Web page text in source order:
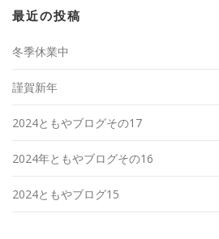
最近の投稿
冬季休業中
謹賀新年
2024ともやブログその17
2024年ともやブログその16
2024ともやブログ15